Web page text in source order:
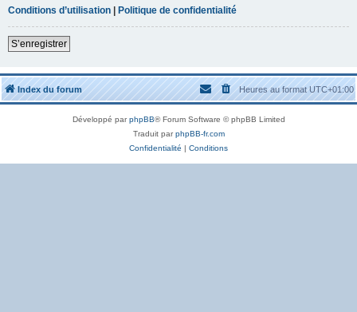
Conditions d’utilisation | Politique de confidentialité
S’enregistrer
Index du forum Heures au formatUTC+01:00
Développé parphpBB® Forum Software © phpBB Limited
Traduit parphpBB-fr.com
Confidentialité | Conditions